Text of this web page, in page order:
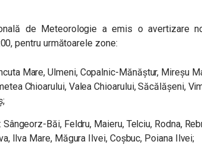
de Meteorologie a emis o avertizare
pentru următoarele zone:
Mare, Ulmeni, Copalnic-Mănăștur, Mireșu
Chioarului, Valea Chioarului, Săcălășeni,
Băi, Feldru, Maieru, Telciu, Rodna,
Ilva Mare, Măgura Ilvei, Coșbuc, Poiana Ilvei;